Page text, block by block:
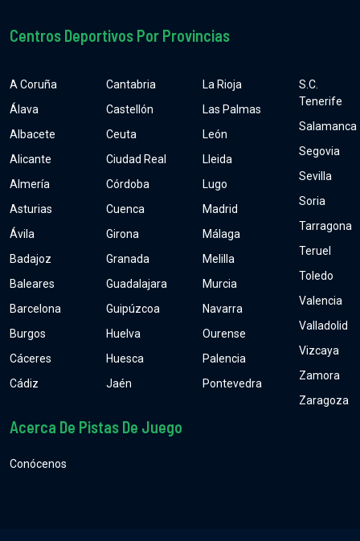
Centros Deportivos Por Provincias
A Coruña
Álava
Albacete
Alicante
Almería
Asturias
Ávila
Badajoz
Baleares
Barcelona
Burgos
Cáceres
Cádiz
Cantabria
Castellón
Ceuta
Ciudad Real
Córdoba
Cuenca
Girona
Granada
Guadalajara
Guipúzcoa
Huelva
Huesca
Jaén
La Rioja
Las Palmas
León
Lleida
Lugo
Madrid
Málaga
Melilla
Murcia
Navarra
Ourense
Palencia
Pontevedra
S.C.
Tenerife
Salamanca
Segovia
Sevilla
Soria
Tarragona
Teruel
Toledo
Valencia
Valladolid
Vizcaya
Zamora
Zaragoza
Acerca De Pistas De Juego
Conócenos